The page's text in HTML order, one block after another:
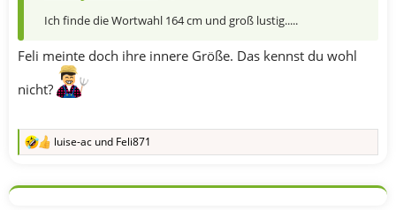
Ich finde die Wortwahl 164 cm und groß lustig.....
Feli meinte doch ihre innere Größe. Das kennst du wohl
nicht?
R
k
luise-ac und Feli871